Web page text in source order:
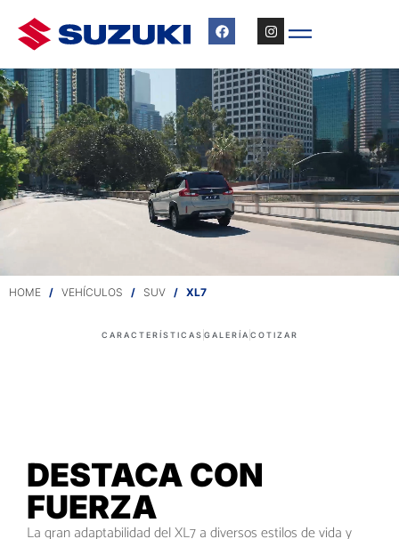
HOME / VEHÍCULOS / SUV / XL7
CARACTERÍSTICAS GALERÍA COTIZAR
DESTACA CON
FUERZA
La gran adaptabilidad del XL7 a diversos estilos de vida y